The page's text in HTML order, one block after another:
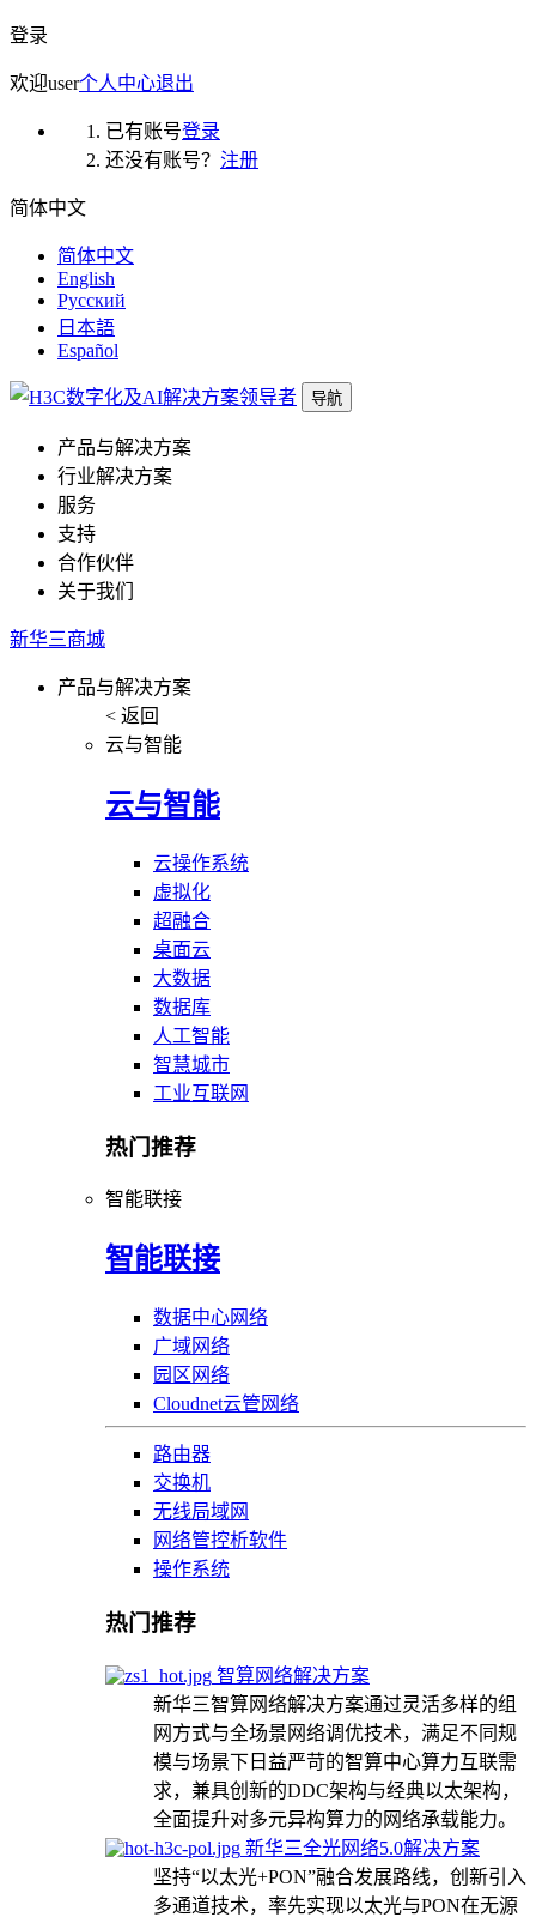
登录
欢迎user个人中心退出
已有账号登录
还没有账号？ 注册
简体中文
简体中文
English
Русский
日本語
Español
导航
产品与解决方案
行业解决方案
服务
支持
合作伙伴
关于我们
新华三商城
产品与解决方案
< 返回
云与智能
云与智能
云操作系统
虚拟化
超融合
桌面云
大数据
数据库
人工智能
智慧城市
工业互联网
热门推荐
智能联接
智能联接
数据中心网络
广域网络
园区网络
Cloudnet云管网络
路由器
交换机
无线局域网
网络管控析软件
操作系统
热门推荐
智算网络解决方案
新华三智算网络解决方案通过灵活多样的组
网方式与全场景网络调优技术，满足不同规
模与场景下日益严苛的智算中心算力互联需
求，兼具创新的DDC架构与经典以太架构，
全面提升对多元异构算力的网络承载能力。
新华三全光网络5.0解决方案
坚持“以太光+PON”融合发展路线，创新引入
多通道技术，率先实现以太光与PON在无源